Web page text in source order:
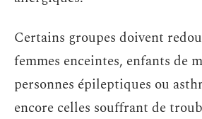
Certains groupes doivent
femmes enceintes, enfants de
personnes épileptiques ou
encore celles souffrant de